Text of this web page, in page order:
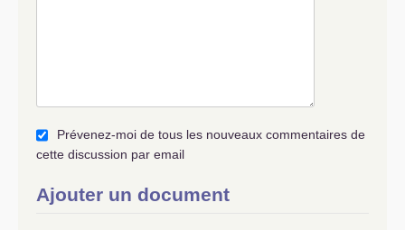
Prévenez-moi de tous les nouveaux commentaires de
cette discussion par email
Ajouter un document